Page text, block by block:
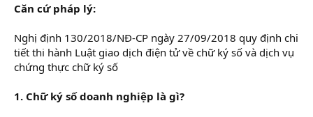
Căn cứ pháp lý:
Nghị định 130/2018/NĐ-CP ngày 27/09/2018 quy định chi
tiết thi hành Luật giao dịch điện tử về chữ ký số và dịch vụ
chứng thực chữ ký số
1. Chữ ký số doanh nghiệp là gì?